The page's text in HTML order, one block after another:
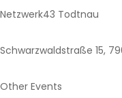
Netzwerk43 Todtnau
Schwarzwaldstraße 15,
Other Events